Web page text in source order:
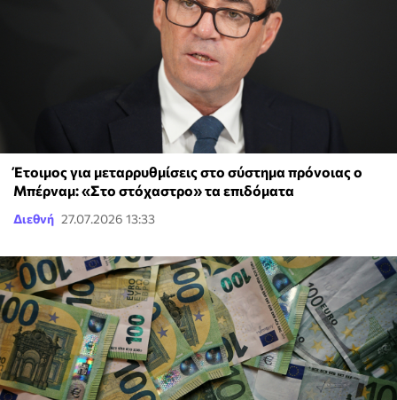
Έτοιμος για μεταρρυθμίσεις στο σύστημα πρόνοιας ο
Μπέρναμ: «Στο στόχαστρο» τα επιδόματα
Διεθνή 27.07.2026 13:33